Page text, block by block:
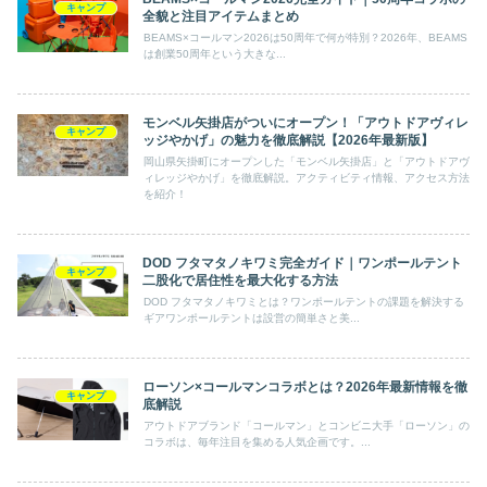
キャンプ
全貌と注目アイテムまとめ
BEAMS×コールマン2026は50周年で何が特別？2026年、BEAMS
は創業50周年という大きな...
キャンプ
モンベル矢掛店がついにオープン！「アウトドアヴィレ
ッジやかげ」の魅力を徹底解説【2026年最新版】
岡山県矢掛町にオープンした「モンベル矢掛店」と「アウトドアヴ
ィレッジやかげ」を徹底解説。アクティビティ情報、アクセス方法
を紹介！
キャンプ
DOD フタマタノキワミ完全ガイド｜ワンポールテント
二股化で居住性を最大化する方法
DOD フタマタノキワミとは？ワンポールテントの課題を解決する
ギアワンポールテントは設営の簡単さと美...
キャンプ
ローソン×コールマンコラボとは？2026年最新情報を徹
底解説
アウトドアブランド「コールマン」とコンビニ大手「ローソン」の
コラボは、毎年注目を集める人気企画です。...